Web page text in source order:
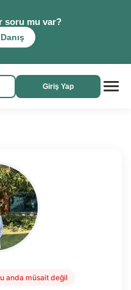
soru mu var?
Giriş Yap
anda müsait değil